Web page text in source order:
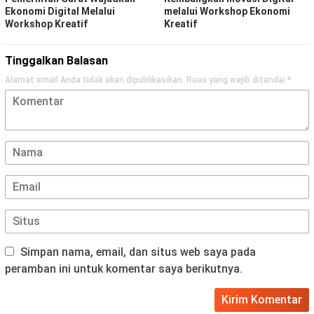
Ekonomi Digital Melalui
Workshop Kreatif
melalui Workshop Ekonomi
Kreatif
Tinggalkan Balasan
Alamat email Anda tidak akan dipublikasikan. Ruas yang wajib ditandai *
Simpan nama, email, dan situs web saya pada
peramban ini untuk komentar saya berikutnya.